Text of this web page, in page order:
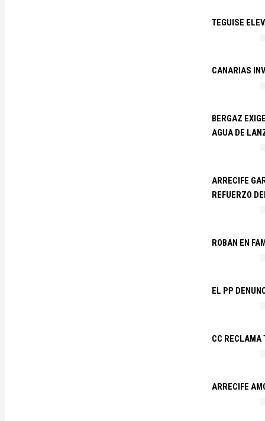
TEGUISE
CANARIAS
BERGAZ
AGUA DE
ARRECIFE
REFUERZO
ROBAN EN
EL PP
CC RECLAMA
ARRECIFE